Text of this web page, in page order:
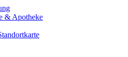
& Apotheke